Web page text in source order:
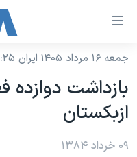
لینکهای
دسترسی
جهش
به
محتوای
اصلی
نسخه سبک وب‌سایت
موضوع ها
ایران
برنامه های تلویزیونی
جمعه ۱۶ مرداد ۱۴۰۵ ایران ۰۸:۲۵
بازداشت
ازبکستان
۰۹ خرداد ۱۳۸۴